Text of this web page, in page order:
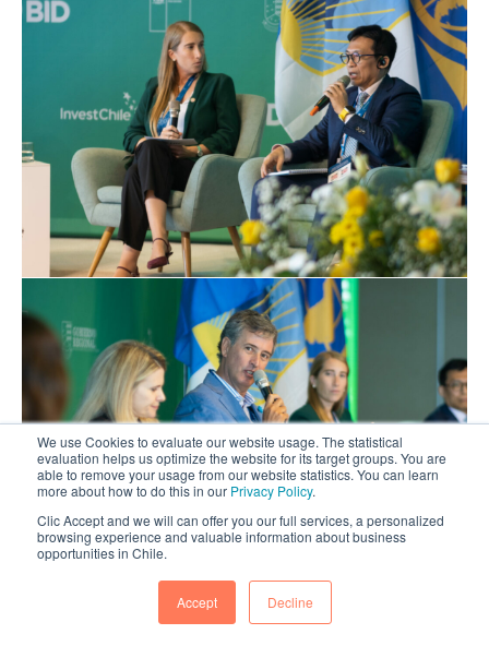
We use Cookies to evaluate our website usage. The statistical
evaluation helps us optimize the website for its target groups. You are
able to remove your usage from our website statistics. You can learn
more about how to do this in our Privacy Policy.
Clic Accept and we will can offer you our full services, a personalized
browsing experience and valuable information about business
opportunities in Chile.
Accept Decline